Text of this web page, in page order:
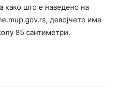
како што е наведено на
девојчето има
85 сантиметри.